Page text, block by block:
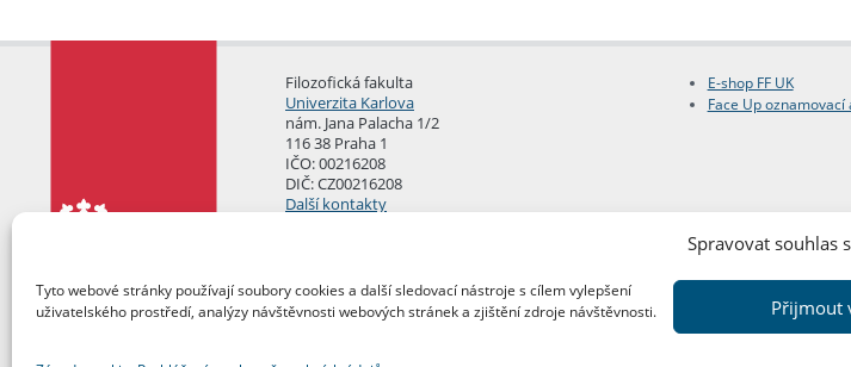
Spravovat souhlas
Tyto webové stránky používají soubory cookies a další sledovací nástroje s cílem vylepšení
uživatelského prostředí, analýzy návštěvnosti webových stránek a zjištění zdroje návštěvnosti.
Přijmout
Filozofická fakulta
Univerzita Karlova
nám. Jana Palacha 1/2
116 38 Praha 1
IČO: 00216208
DIČ: CZ00216208
Další kontakty
E-shop FF UK
Face Up oznamovací